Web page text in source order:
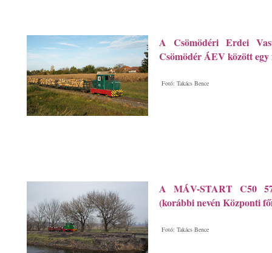
A Csömödéri Erdei
Csömödér ÁEV között
Fotó: Takács Bence
A MÁV-START C50
(korábbi nevén Központi
Fotó: Takács Bence